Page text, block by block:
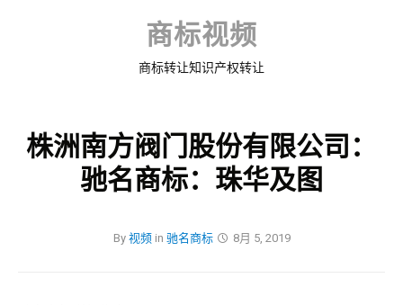
to
content
商标视频
商标转让知识产权转让
株洲南方阀门股份有限公司：
驰名商标：珠华及图
By 视频in 驰名商标 8月 5, 2019